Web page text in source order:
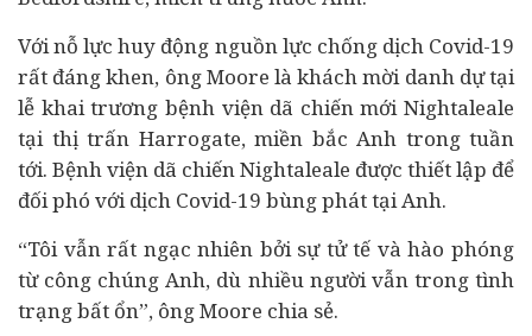
Với nỗ lực huy động nguồn lực chống dịch Covid-19
rất đáng khen, ông Moore là khách mời danh dự tại
lễ khai trương bệnh viện dã chiến mới Nightaleale
tại thị trấn Harrogate, miền bắc Anh trong tuần
tới. Bệnh viện dã chiến Nightaleale được thiết lập để
đối phó vớidịch Covid-19 bùng phát tại Anh.
“Tôi vẫn rất ngạc nhiên bởi sự tử tế và hào phóng
từ công chúng Anh, dù nhiều người vẫn trong tình
trạng bất ổn”, ông Moore chia sẻ.